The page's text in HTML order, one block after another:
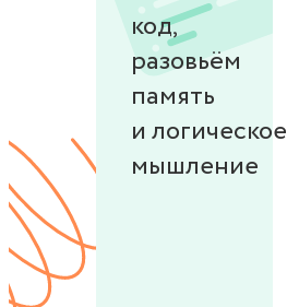
код,
разовьём
память
и логическое
мышление